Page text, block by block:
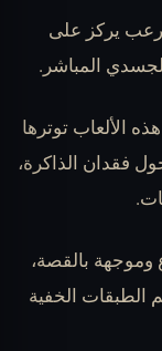
يركز على
المباشر.
الألعاب توترها
فقدان الذاكرة،
وموجهة بالقصة،
الطبقات الخفية